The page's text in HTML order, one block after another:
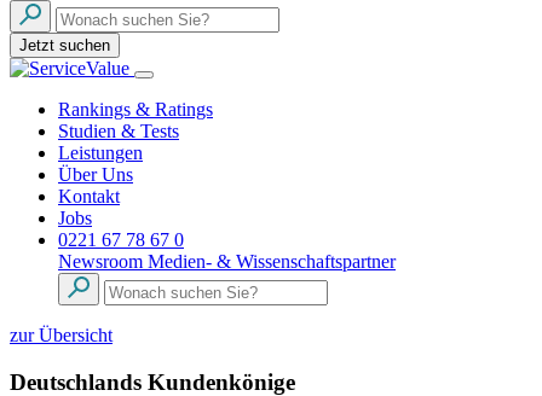
Jetzt suchen
Rankings & Ratings
Studien & Tests
Leistungen
Über Uns
Kontakt
Jobs
0221 67 78 67 0
Newsroom Medien- & Wissenschaftspartner
zur Übersicht
Deutschlands Kundenkönige